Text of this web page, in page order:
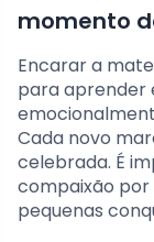
momento
Encarar a
para aprender
Cada novo
celebrada. É
compaixão por
pequenas